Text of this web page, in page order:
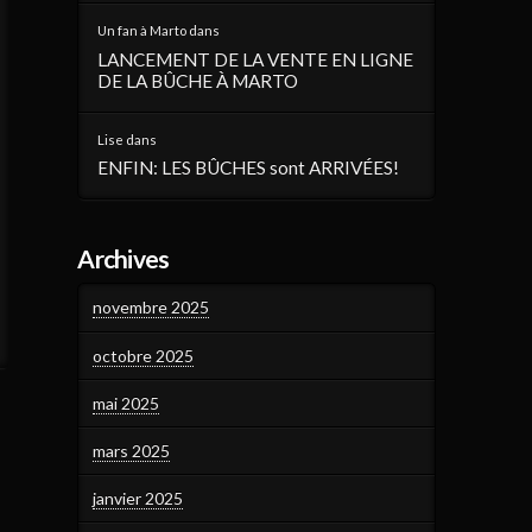
Un fan à Marto dans
LANCEMENT DE LA VENTE EN LIGNE
DE LA BÛCHE À MARTO
Lise dans
ENFIN: LES BÛCHES sont ARRIVÉES!
Archives
novembre 2025
octobre 2025
mai 2025
mars 2025
janvier 2025